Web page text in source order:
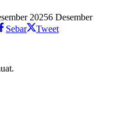
20256 Desember
Sebar
Tweet